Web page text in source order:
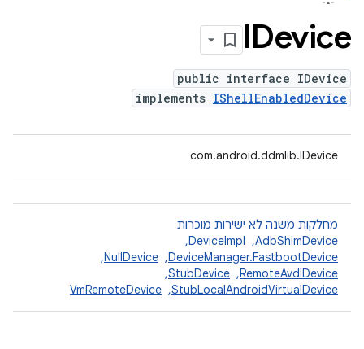
IDevice
public interface IDevice
implements IShellEnabledDevice
com.android.ddmlib.IDevice
מחלקות משנה לא ישירות מוכרות
AdbShimDevice
, ‏
DeviceImpl
, ‏
DeviceManager.FastbootDevice
, ‏
NullDevice
, ‏
RemoteAvdIDevice
, ‏
StubDevice
, ‏
StubLocalAndroidVirtualDevice
, ‏
VmRemoteDevice